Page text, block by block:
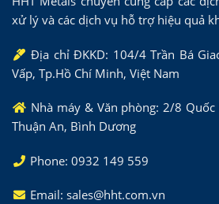
xử lý và các dịch vụ hỗ trợ hiệu quả
Địa chỉ ĐKKD: 104/4 Trần Bá
Vấp, Tp.Hồ Chí Minh, Việt Nam
Nhà máy & Văn phòng: 2/8
Thuận An, Bình Dương
Phone: 0932 149 559
Email: sales@hht.com.vn